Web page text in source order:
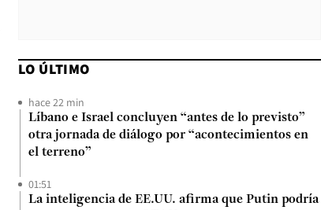
LO ÚLTIMO
hace 22 min
Líbano e Israel concluyen “antes de lo previsto”
otra jornada de diálogo por “acontecimientos en
el terreno”
01:51
La inteligencia de EE.UU. afirma que Putin podría